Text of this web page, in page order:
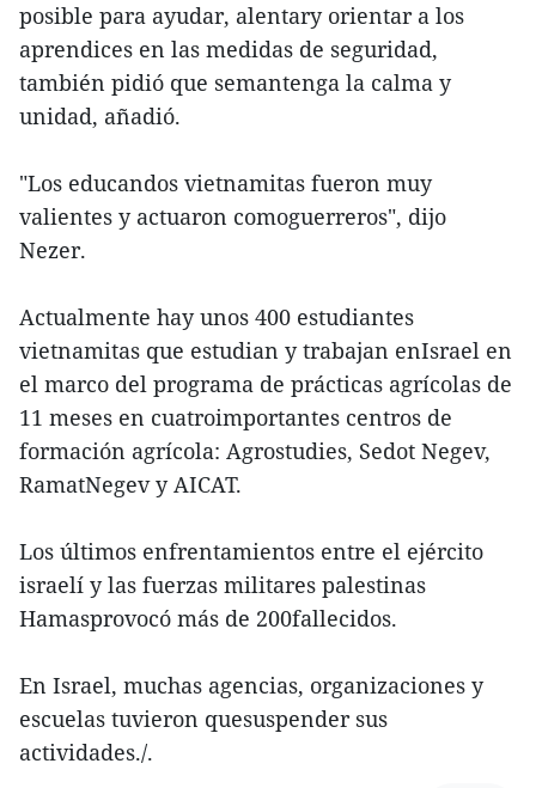
posible para ayudar, alentary orientar a los
aprendices en las medidas de seguridad,
también pidió que semantenga la calma y
unidad, añadió.
"Los educandos vietnamitas fueron muy
valientes y actuaron comoguerreros", dijo
Nezer.
Actualmente hay unos 400 estudiantes
vietnamitas que estudian y trabajan enIsrael en
el marco del programa de prácticas agrícolas de
11 meses en cuatroimportantes centros de
formación agrícola: Agrostudies, Sedot Negev,
RamatNegev y AICAT.
Los últimos enfrentamientos entre el ejército
israelí y las fuerzas militares palestinas
Hamasprovocó más de 200fallecidos.
En Israel, muchas agencias, organizaciones y
escuelas tuvieron quesuspender sus
actividades./.